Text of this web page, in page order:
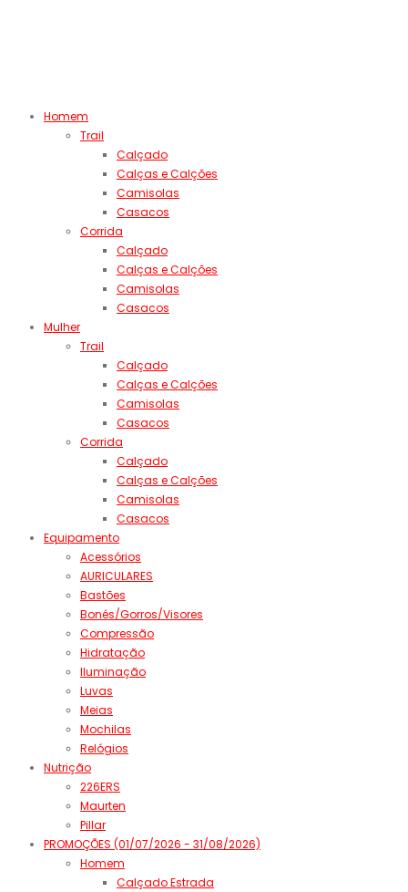
Homem
Trail
Calçado
Calças e Calções
Camisolas
Casacos
Corrida
Calçado
Calças e Calções
Camisolas
Casacos
Mulher
Trail
Calçado
Calças e Calções
Camisolas
Casacos
Corrida
Calçado
Calças e Calções
Camisolas
Casacos
Equipamento
Acessórios
AURICULARES
Bastões
Bonés/Gorros/Visores
Compressão
Hidratação
Iluminação
Luvas
Meias
Mochilas
Relógios
Nutrição
226ERS
Maurten
Pillar
PROMOÇÕES (01/07/2026 - 31/08/2026)
Homem
Calçado Estrada